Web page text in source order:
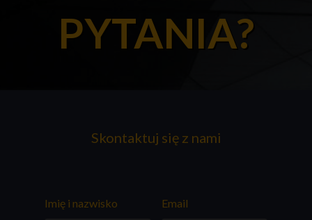
PYTANIA?
Skontaktuj się z nami
Imię i nazwisko Email